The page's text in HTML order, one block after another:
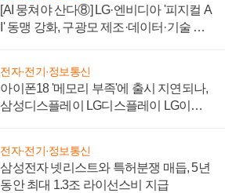
[AI 뭉쳐야 산다⑧] LG·엔비디아 '피지컬 A
I' 동맹 강화, 구광모 제조·데이터·기술 결
전자·전기·정보통신
아이폰18 '메모리 부족'에 출시 지연되나,
삼성디스플레이 LG디스플레이 LG이노
전자·전기·정보통신
삼성전자 넷리스트와 특허분쟁 매듭, 5년
동안 최대 1.3조 라이선스비 지급